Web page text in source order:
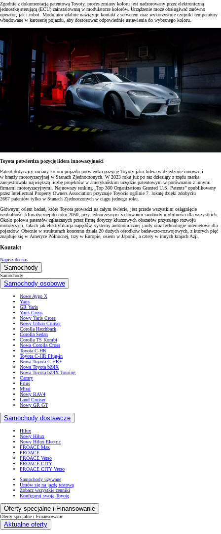
Zgodnie z dokumentacją patentową Toyoty, proces zmiany koloru jest nadzorowany przez elektroniczną
jednostkę sterującą (ECU) zainstalowaną w modulatorze kolorów. Urządzenie może obsługiwać zarówno
operator, jak i robot. Modulator zdalnie nawiązuje kontakt z serwerem oraz wykorzystuje czujniki temperatury
wbudowane w karoserię pojazdu, aby dostosować odpowiednie ustawienia do wybranego koloru.
Toyota potwierdza pozycję lidera innowacyjności
Patent dotyczący zmiany koloru pojazdu potwierdza pozycję Toyoty jako lidera w dziedzinie innowacji
w branży motoryzacyjnej w Stanach Zjednoczonych. W 2023 roku już po raz dziesiąty z rzędu marka
zarejestrowała największą liczbę projektów w amerykańskim urzędzie patentowym w porównaniu z innymi
firmami motoryzacyjnymi. Najnowszy ranking „Top 300 Organizations Granted U.S. Patents” opublikowany
przez Intellectual Property Owners Association przyznaje Toyocie ogólnie 7. lokatę dzięki zdobyciu
2667 patentów tylko w Stanach Zjednoczonych w ciągu jednego roku.
Głównym celem badań, które Toyota prowadzi na całym świecie, jest przede wszystkim osiągnięcie
neutralności klimatycznej do roku 2050, przy jednoczesnym zachowaniu swobody mobilności dla wszystkich.
Około połowa patentów zgłaszanych przez firmę dotyczy kluczowych obszarów przyszłego rozwoju
motoryzacji, takich jak elektryfikacja napędów, systemy autonomicznej jazdy oraz technologie internetowe dla
pojazdów. Obecnie w strukturach koncernu działa 20 dużych ośrodków badawczo-rozwojowych, z których pięć
znajduje się w Ameryce Północnej, trzy w Europie, osiem w Japonii, a cztery w innych krajach Azji.
Kontakt
Napisz do nas
Samochody
Samochody
Samochody osobowe
Nowe Aygo X
Yaris
GR Yaris
Yaris Cross
Nowy Yaris Cross
Nowy Urban Cruiser
Corolla Hatchback
Corolla Sedan
Corolla TS Kombi
Nowa Corolla Cross
Toyota C-HR
Toyota C-HR Plug-in
Nowa Toyota C-HR+
Nowa Toyota bZ4X
Nowa Toyota bZ4X Touring
Camry
Prius
Mirai
Nowy RAV4
Land Cruiser
Nowy GR GT
Samochody dostawcze
Hilux
Nowy Hilux
Nowy Hilux Electric
PROACE Max
PROACE
PROACE Verso
PROACE CITY
PROACE CITY Verso
Samochody używane
Umów się na jazdę testową
Zobacz wszystkie cenniki
Konfiguruj swoją Toyotę
Oferty specjalne i Finansowanie
Oferty specjalne i Finansowanie
Aktualne oferty